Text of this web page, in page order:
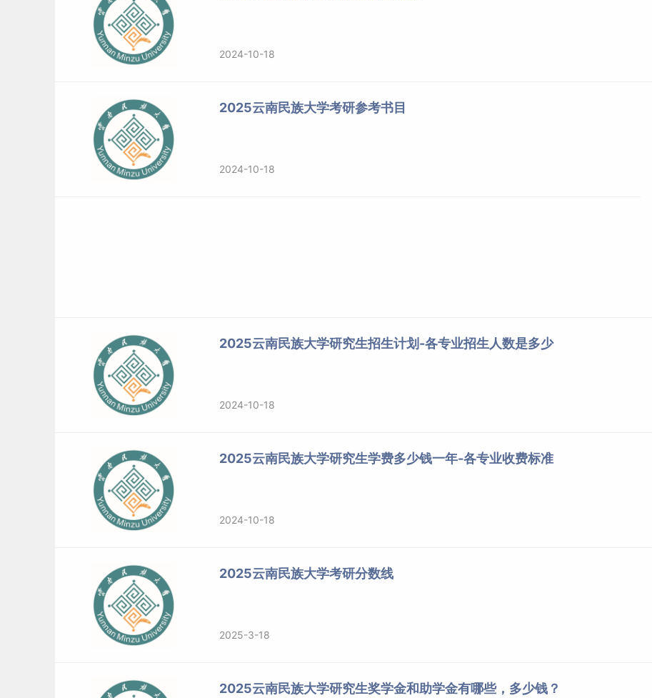
2024-10-18
2025云南民族大学考研参考书目
2024-10-18
2025云南民族大学研究生招生计划-各专业招生人数是多少
2024-10-18
2025云南民族大学研究生学费多少钱一年-各专业收费标准
2024-10-18
2025云南民族大学考研分数线
2025-3-18
2025云南民族大学研究生奖学金和助学金有哪些，多少钱？